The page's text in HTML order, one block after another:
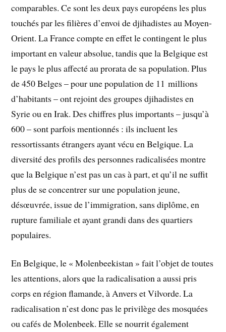
comparables. Ce sont les deux pays européens les plus
touchés par les filières d’envoi de djihadistes au Moyen-
Orient. La France compte en effet le contingent le plus
important en valeur absolue, tandis que la Belgique est
le pays le plus affecté au prorata de sa population. Plus
de 450 Belges– pour une population de 11 millions
d’habitants – ont rejoint des groupes djihadistes en
Syrie ou en Irak. Des chiffres plus importants – jusqu’à
600 – sont parfois mentionnés : ils incluent les
ressortissants étrangers ayant vécu en Belgique. La
diversité des profils des personnes radicalisées montre
que la Belgique n’est pas un cas à part, et qu’il ne suffit
plus de se concentrer sur une population jeune,
désœuvrée, issue de l’immigration, sans diplôme, en
rupture familiale et ayant grandi dans des quartiers
populaires.
En Belgique, le « Molenbeekistan » fait l’objet de toutes
les attentions, alors que la radicalisation a aussi pris
corps en région flamande, à Anvers et Vilvorde. La
radicalisation n’est donc pas le privilège des mosquées
ou cafés de Molenbeek. Elle se nourrit également